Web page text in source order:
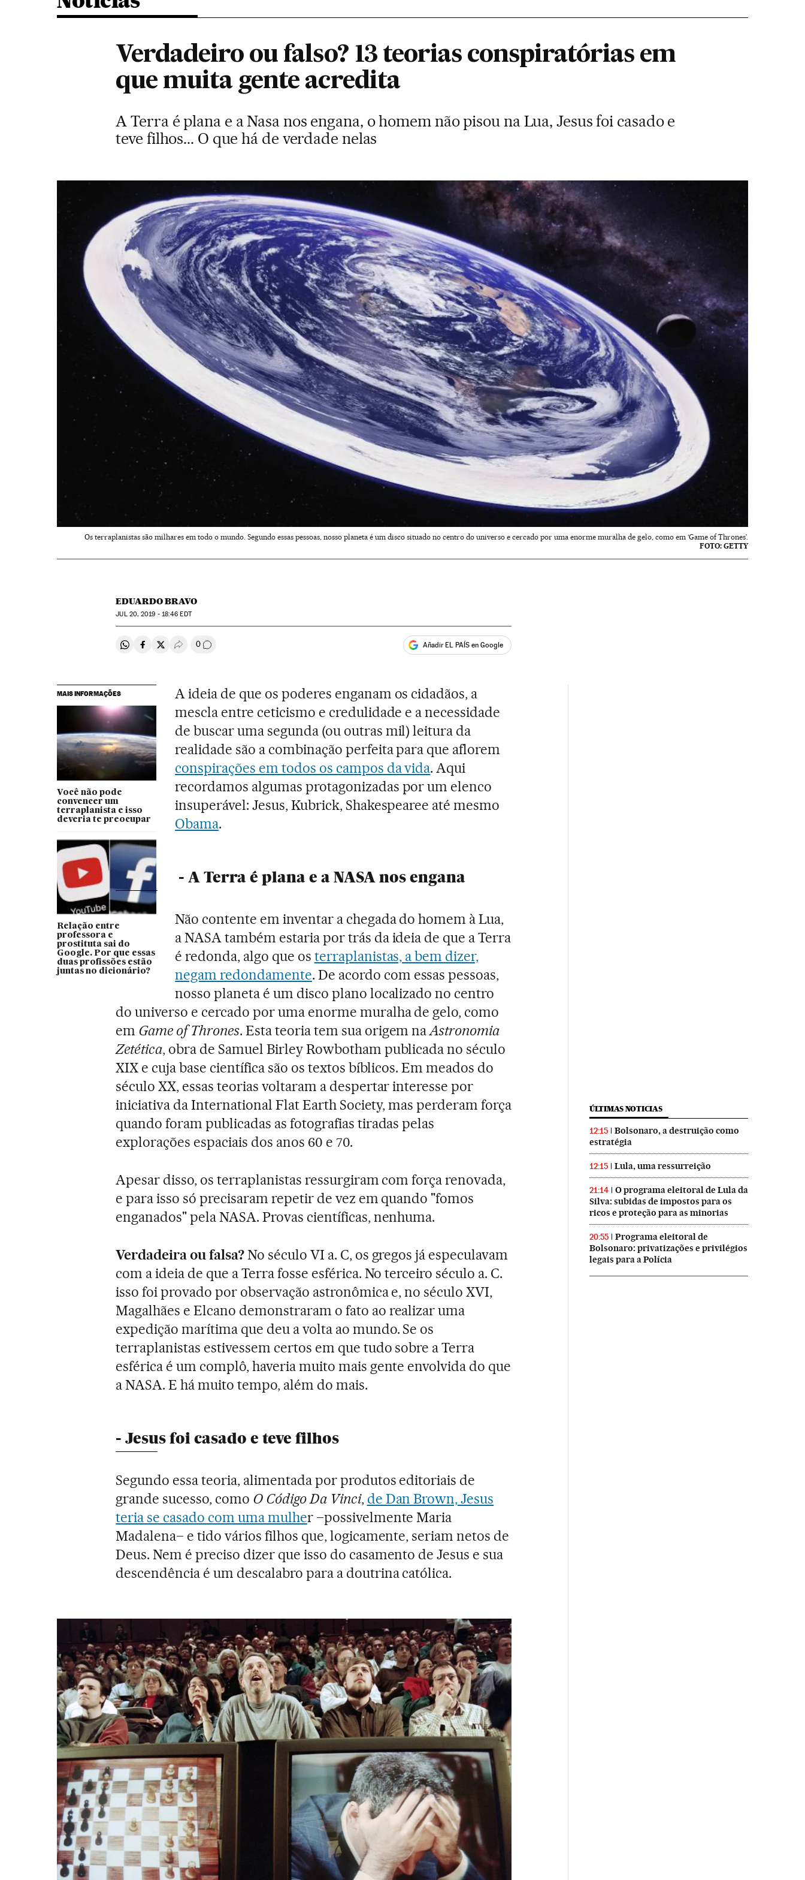
Verdadeiro ou falso? 13 teorias conspiratórias em
que muita gente acredita
A Terra é plana e a Nasa nos engana, o homem não pisou na Lua, Jesus foi casado e
teve filhos... O que há de verdade nelas
Os terraplanistas são milhares em todo o mundo. Segundo essas pessoas, nosso planeta é um disco situado no centro do universo e cercado por uma enorme muralha de gelo, como em ‘Game of Thrones’.
FOTO: GETTY
EDUARDO BRAVO
JUL20, 2019 - 18:46 EDT
Compartir en Whatsapp
Compartir en Facebook
Compartir en Twitter
Desplegar Redes Sociales
0 Comentários Añadir EL PAÍS en Google
MAIS INFORMAÇÕES
Você não pode
convencer um
terraplanista e isso
deveria te preocupar
Relação entre
professora e
prostituta sai do
Google. Por que essas
duas profissões estão
juntas no dicionário?
A ideia de que os poderes enganam os cidadãos, a
mescla entre ceticismo e credulidade e a necessidade
de buscar uma segunda (ou outras mil) leitura da
realidade são a combinação perfeita para que aflorem
conspirações em todos os campos da vida. Aqui
recordamos algumas protagonizadas por um elenco
insuperável: Jesus, Kubrick, Shakespearee até mesmo
Obama.
- A Terra é plana e a NASA nos engana
Não contente em inventar a chegada do homem à Lua,
a NASA também estaria por trás da ideia de que a Terra
é redonda, algo que os terraplanistas, a bem dizer,
negam redondamente. De acordo com essas pessoas,
nosso planeta é um disco plano localizado no centro
do universo e cercado por uma enorme muralha de gelo, como
em Game of Thrones. Esta teoria tem sua origem naAstronomia
Zetética, obra de Samuel Birley Rowbotham publicada no século
XIX e cuja base científica são os textos bíblicos. Em meados do
século XX, essas teorias voltaram a despertar interesse por
iniciativa da International Flat Earth Society, mas perderam força
quando foram publicadas as fotografias tiradas pelas
explorações espaciais dos anos 60 e 70.
Apesar disso, os terraplanistas ressurgiram com força renovada,
e para isso só precisaram repetir de vez em quando "fomos
enganados" pela NASA. Provas científicas, nenhuma.
Verdadeira ou falsa?No século VI a. C, os gregos já especulavam
com a ideia de que a Terra fosse esférica. No terceiro século a. C.
isso foi provado por observação astronômica e, no século XVI,
Magalhães e Elcano demonstraram o fato ao realizar uma
expedição marítima que deu a volta ao mundo. Se os
terraplanistas estivessem certos em que tudo sobre a Terra
esférica é um complô, haveria muito mais gente envolvida do que
a NASA. E há muito tempo, além do mais.
- Jesus foi casado e teve filhos
Segundo essa teoria, alimentada por produtos editoriais de
grande sucesso, como O Código Da Vinci, de Dan Brown, Jesus
teria se casado com uma mulher –possivelmente Maria
Madalena– e tido vários filhos que, logicamente, seriam netos de
Deus. Nem é preciso dizer que isso do casamento de Jesus e sua
descendência é um descalabro para a doutrina católica.
ÚLTIMAS NOTICIAS
12:15
Bolsonaro, a destruição como
estratégia
12:15 Lula, uma ressurreição
21:14
O programa eleitoral de Lula da
Silva: subidas de impostos para os
ricos e proteção para as minorias
20:55
Programa eleitoral de
Bolsonaro: privatizações e privilégios
legais para a Polícia